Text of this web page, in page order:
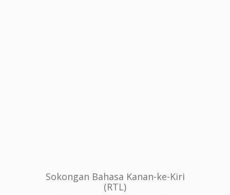
Sokongan Bahasa Kanan-ke-Kiri
(RTL)